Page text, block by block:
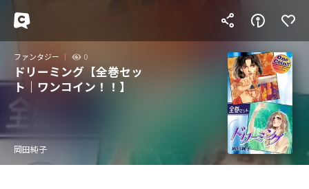
ファンタジー 0
ドリーミング【全巻セッ
ト｜ワンコイン！！】
岡田純子